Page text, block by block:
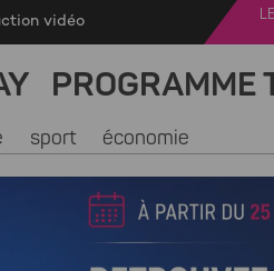
vidéo
PROGRAMME
sport économie